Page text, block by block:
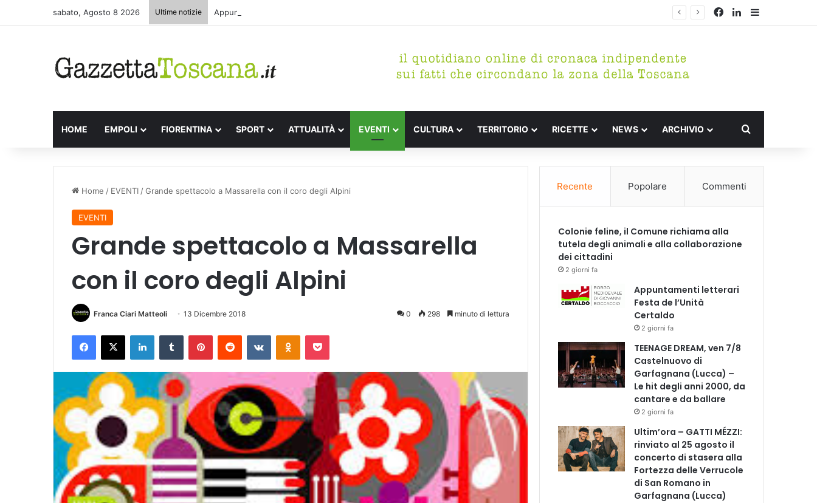
sabato, Agosto 8 2026 Ultime notizie Appuntamenti letterari Festa de l’Unità Certaldo Facebook
LinkedIn
HOME EMPOLI FIORENTINA SPORT ATTUALITÀ EVENTI CULTURA TERRITORIO RICETTE NEWS ARCHIVIO
Home / EVENTI /Grande spettacolo a Massarella con il coro degli Alpini
EVENTI
Grande spettacolo a Massarella
con il coro degli Alpini
Franca Ciari Matteoli 13 Dicembre 2018 0 298 minuto di lettura
Recente Popolare Commenti
Colonie feline, il Comune richiama alla
tutela degli animali e alla collaborazione
dei cittadini
2 giorni fa
Appuntamenti letterari
Festa de l’Unità
Certaldo
2 giorni fa
TEENAGE DREAM, ven 7/8
Castelnuovo di
Garfagnana (Lucca) –
Le hit degli anni 2000, da
cantare e da ballare
2 giorni fa
Ultim’ora – GATTI MÉZZI:
rinviato al 25 agosto il
concerto di stasera alla
Fortezza delle Verrucole
di San Romano in
Garfagnana (Lucca)